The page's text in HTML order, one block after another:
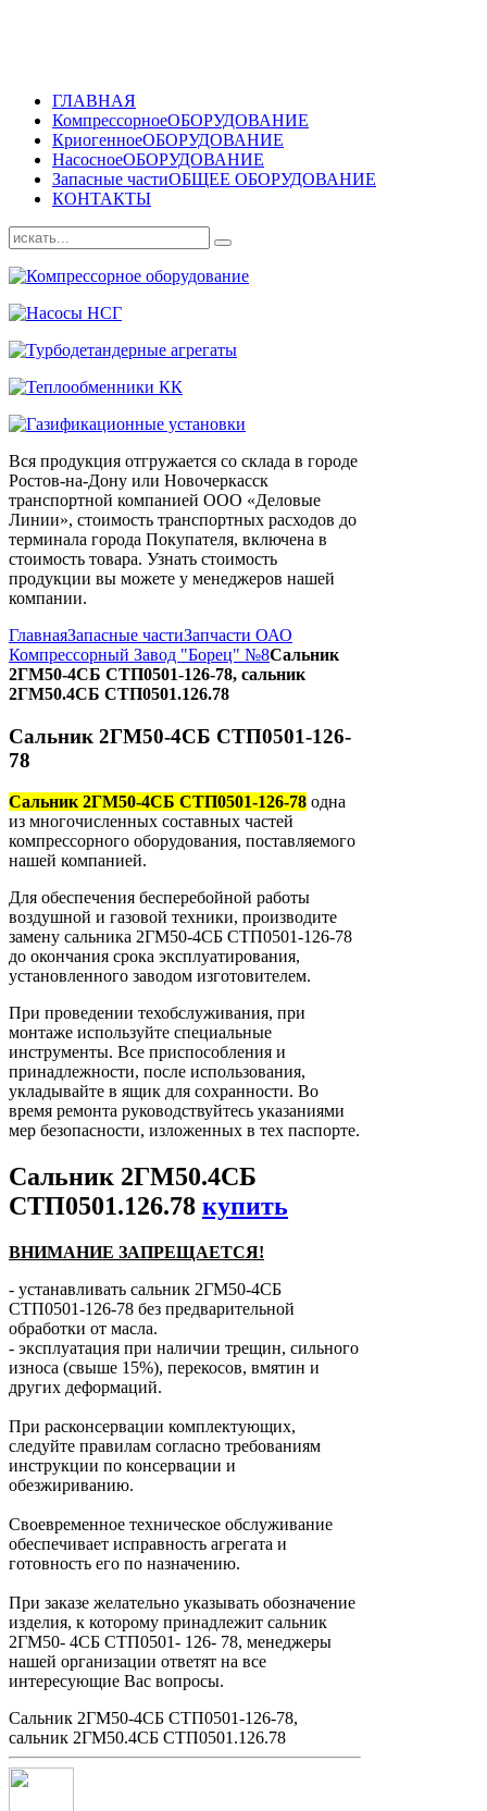
ГЛАВНАЯ
КомпрессорноеОБОРУДОВАНИЕ
КриогенноеОБОРУДОВАНИЕ
НасосноеОБОРУДОВАНИЕ
Запасные частиОБЩЕЕ ОБОРУДОВАНИЕ
КОНТАКТЫ
Вся продукция отгружается со склада в городе
Ростов-на-Дону или Новочеркасск
транспортной компанией ООО «Деловые
Линии», стоимость транспортных расходов до
терминала города Покупателя, включена в
стоимость товара. Узнать стоимость
продукции вы можете у менеджеров нашей
компании.
ГлавнаяЗапасные частиЗапчасти ОАО
Компрессорный Завод "Борец" №8Сальник
2ГМ50-4СБ СТП0501-126-78, сальник
2ГМ50.4СБ СТП0501.126.78
Сальник 2ГМ50-4СБ СТП0501-126-
78
Сальник 2ГМ50-4СБ СТП0501-126-78 одна
из многочисленных составных частей
компрессорного оборудования, поставляемого
нашей компанией.
Для обеспечения бесперебойной работы
воздушной и газовой техники, производите
замену сальника 2ГМ50-4СБ СТП0501-126-78
до окончания срока эксплуатирования,
установленного заводом изготовителем.
При проведении техобслуживания, при
монтаже используйте специальные
инструменты. Все приспособления и
принадлежности, после использования,
укладывайте в ящик для сохранности. Во
время ремонта руководствуйтесь указаниями
мер безопасности, изложенных в тех паспорте.
Сальник 2ГМ50.4СБ
СТП0501.126.78 купить
ВНИМАНИЕ ЗАПРЕЩАЕТСЯ!
- устанавливать сальник 2ГМ50-4СБ
СТП0501-126-78 без предварительной
обработки от масла.
- эксплуатация при наличии трещин, сильного
износа (свыше 15%), перекосов, вмятин и
других деформаций.
При расконсервации комплектующих,
следуйте правилам согласно требованиям
инструкции по консервации и
обезжириванию.
Своевременное техническое обслуживание
обеспечивает исправность агрегата и
готовность его по назначению.
При заказе желательно указывать обозначение
изделия, к которому принадлежит сальник
2ГМ50- 4СБ СТП0501- 126- 78, менеджеры
нашей организации ответят на все
интересующие Вас вопросы.
Сальник 2ГМ50-4СБ СТП0501-126-78,
сальник 2ГМ50.4СБ СТП0501.126.78